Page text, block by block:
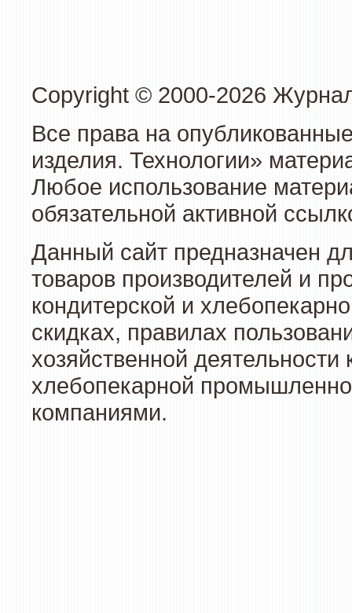
Copyright © 2000-2026
Все права на
изделия. Технологии»
Любое использование
обязательной активной
Данный сайт предназначен
товаров производителей и
кондитерской и
скидках, правилах
хозяйственной
хлебопекарной
компаниями.